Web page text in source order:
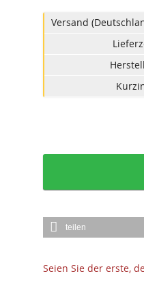
Versand
teilen
Seien Sie der erste,